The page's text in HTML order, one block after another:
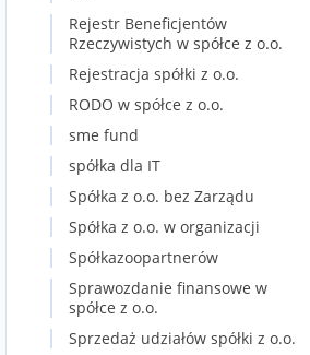
Rejestr Beneficjentów
Rzeczywistych w spółce z o.o.
Rejestracja spółki z o.o.
RODO w spółce z o.o.
sme fund
spółka dla IT
Spółka z o.o. bez Zarządu
Spółka z o.o. w organizacji
Spółkazoopartnerów
Sprawozdanie finansowe w
spółce z o.o.
Sprzedaż udziałów spółki z o.o.